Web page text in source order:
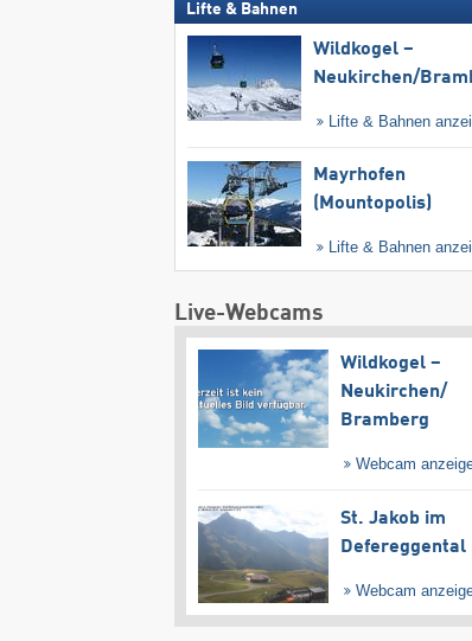
Lifte & Bahnen
Wildkogel –
Neukirchen/​
Lifte & Bahnen
Mayrhofen
(Mountopolis)
Lifte & Bahnen
Live-Webcams
Wildkogel –
Neukirchen/​
Bramberg
Webcam
St. Jakob im
Defereggental
Webcam